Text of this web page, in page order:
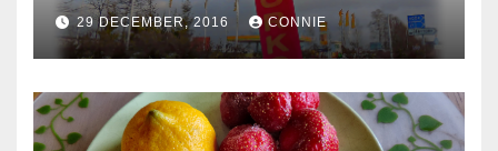
29 DECEMBER, 2016 CONNIE